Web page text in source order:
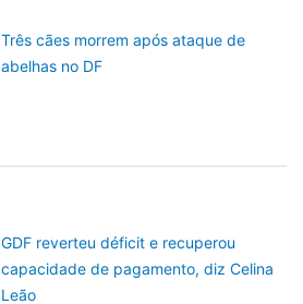
Três cães morrem após ataque de
abelhas no DF
GDF reverteu déficit e recuperou
capacidade de pagamento, diz Celina
Leão